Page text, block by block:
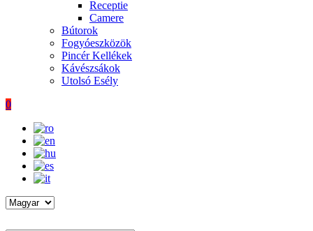
Receptie
Camere
Bútorok
Fogyóeszközök
Pincér Kellékek
Kávészsákok
Utolsó Esély
0